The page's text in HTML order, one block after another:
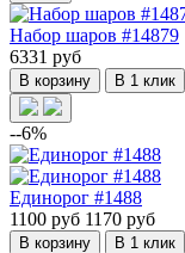
Набор шаров #14879
6331 руб
В корзину В 1 клик
--6%
Единорог #1488
1100 руб 1170 руб
В корзину В 1 клик